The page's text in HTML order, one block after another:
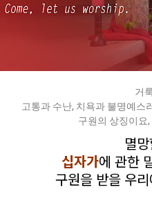
거
고통과 수난, 치욕과 불명예스
구원의 상징이요
멸
십자가에 관한
구원을 받을 우